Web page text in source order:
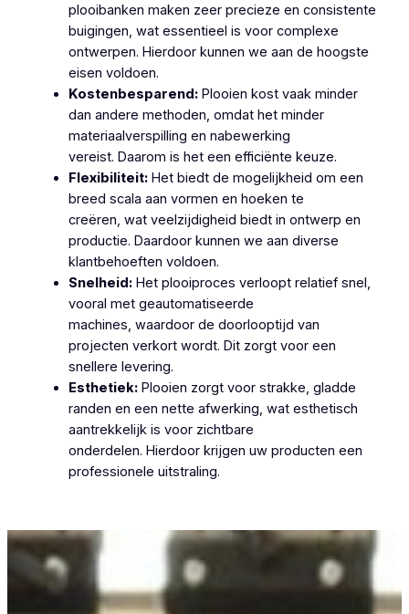
plooibanken maken zeer precieze en consistente
buigingen, wat essentieel is voor complexe
ontwerpen. Hierdoor kunnen we aan de hoogste
eisen voldoen.
Kostenbesparend:Plooien kost vaak minder
dan andere methoden, omdat het minder
materiaalverspilling en nabewerking
vereist. Daarom is het een efficiënte keuze.
Flexibiliteit:Het biedt de mogelijkheid om een
breed scala aan vormen en hoeken te
creëren, wat veelzijdigheid biedt in ontwerp en
productie. Daardoor kunnen we aan diverse
klantbehoeften voldoen.
Snelheid:Het plooiproces verloopt relatief snel,
vooral met geautomatiseerde
machines, waardoor de doorlooptijd van
projecten verkort wordt. Dit zorgt voor een
snellere levering.
Esthetiek:Plooien zorgt voor strakke, gladde
randen en een nette afwerking, wat esthetisch
aantrekkelijk is voor zichtbare
onderdelen. Hierdoor krijgen uw producten een
professionele uitstraling.